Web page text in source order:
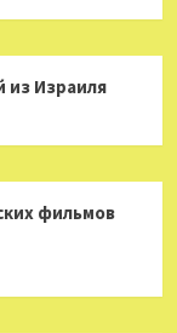
из Израиля
фильмов